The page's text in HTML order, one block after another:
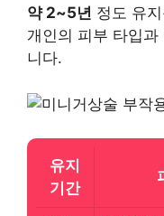
약 2~5년 정도 유
개인의 피부 타입
니다.
유지
기간